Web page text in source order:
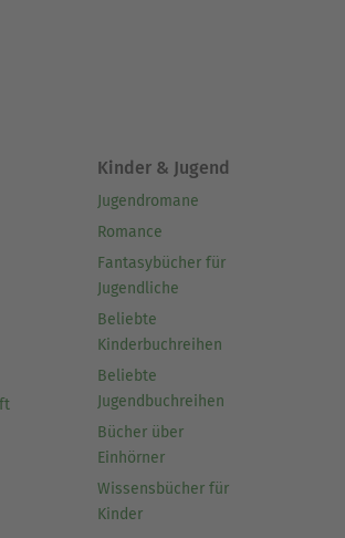
Kinder & Jugend
Jugendromane
Romance
Fantasybücher für
Jugendliche
Beliebte
Kinderbuchreihen
Beliebte
Jugendbuchreihen
Bücher über
Einhörner
Wissensbücher für
Kinder